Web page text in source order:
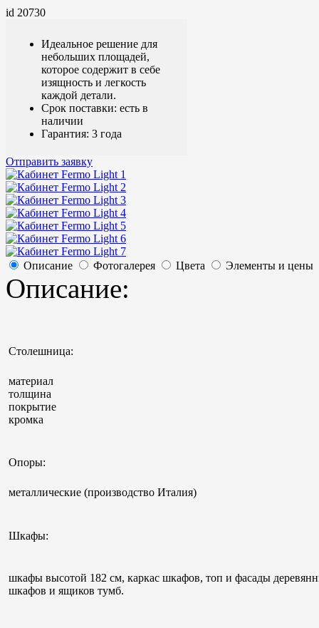
id 20730
Идеальное решение для
небольших площадей,
которое содержит в себе
изящность и легкость
каждой детали.
Срок поставки: есть в
наличии
Гарантия: 3 года
Отправить заявку
Описание Фотогалерея Цвета Элементы и цены
Описание:
Столешница:
материал
толщина
покрытие
кромка
Опоры:
металлические (производство Италия)
Шкафы:
шкафы высотой 182 см, каркас шкафов, топ и фасады
шкафов и ящиков тумб.